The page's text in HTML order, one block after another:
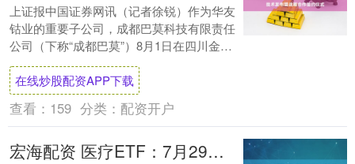
上证报中国证券网讯（记者徐锐）作为华友
钴业的重要子公司，成都巴莫科技有限责任
公司（下称“成都巴莫”）8月1日在四川金堂
经开区举行了成立十周年技术发布暨战略合
作签....
在线炒股配资APP下载
查看： 159 分类： 配资开户
宏海配资 医疗ETF：7月29日融券卖出92.91万股，融资融券余额7.56亿元